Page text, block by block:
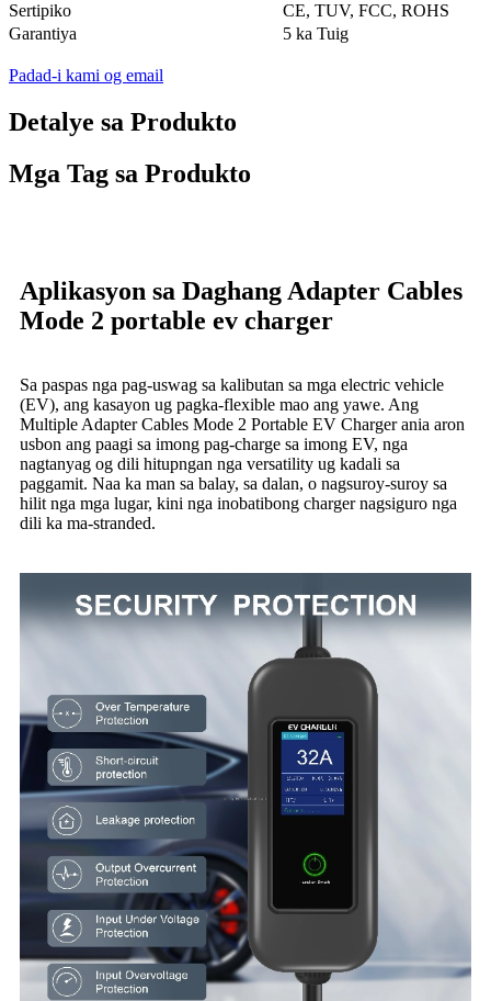
Sertipiko
CE, TUV, FCC, ROHS
Garantiya
5 ka Tuig
Padad-i kami og email
Detalye sa Produkto
Mga Tag sa Produkto
Aplikasyon sa Daghang Adapter Cables
Mode 2 portable ev charger
Sa paspas nga pag-uswag sa kalibutan sa mga electric vehicle
(EV), ang kasayon ​​ug pagka-flexible mao ang yawe. Ang
Multiple Adapter Cables Mode 2 Portable EV Charger ania aron
usbon ang paagi sa imong pag-charge sa imong EV, nga
nagtanyag og dili hitupngan nga versatility ug kadali sa
paggamit. Naa ka man sa balay, sa dalan, o nagsuroy-suroy sa
hilit nga mga lugar, kini nga inobatibong charger nagsiguro nga
dili ka ma-stranded.